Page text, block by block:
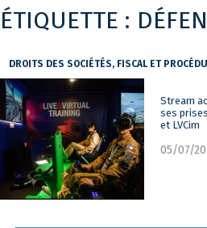
ÉTIQUETTE :
DROITS DES SOCIÉTÉS, FISCAL ET
Stream
ses
et LVCim
05/07/